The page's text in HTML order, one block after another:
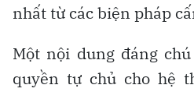
nhất từ các biện pháp
Một nội dung đáng
quyền tự chủ cho hệ